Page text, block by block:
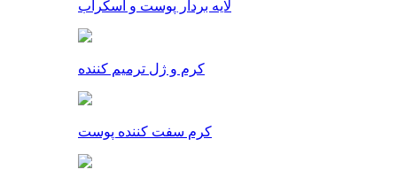
لایه بردار پوست و اسکراب
کرم و ژل ترمیم کننده
کرم سفت کننده پوست